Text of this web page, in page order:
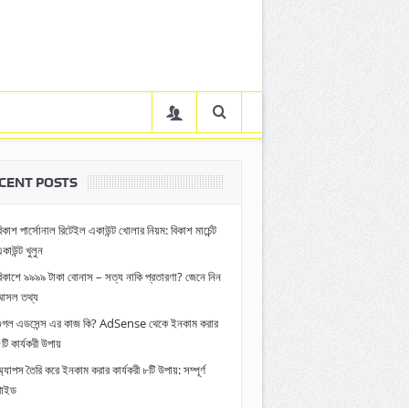
POSTS
পার্সোনাল রিটেইল একাউন্ট খোলার নিয়ম: বিকাশ মার্চেন্ট
খুলুন
৯৯৯৯ টাকা বোনাস – সত্য নাকি প্রতারণা? জেনে নিন
তথ্য
এডসেন্স এর কাজ কি? AdSense থেকে ইনকাম করার
কার্যকরী উপায়
তৈরি করে ইনকাম করার কার্যকরী ৮টি উপায়: সম্পূর্ণ